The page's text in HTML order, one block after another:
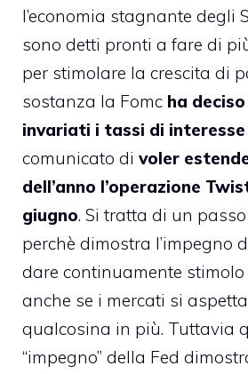
l’economia stagnante degli
sono detti pronti a fare di
per stimolare la crescita di
sostanza la Fomc ha
invariati i tassi di interesse
comunicato di voler
dell’anno l’operazione
giugno. Si tratta di un
perchè dimostra l’impegno
dare continuamente stimolo
anche se i mercati si
qualcosina in più. Tuttavia
“impegno” della Fed